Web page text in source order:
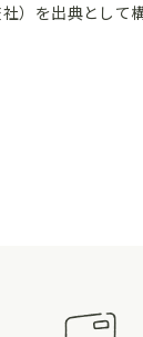
）を出典として